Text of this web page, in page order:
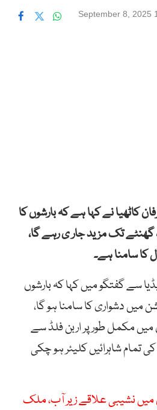
September 8, 2025
کاٹھیا نے کہا ہے کہ بارشوں کا
سلسلہ اگلے 24 سے 48 گھنٹے تک مزید جار ی رہے گا،
کا سامنا ہے۔
سے گفتگو میں کہا کہ بارشوں
میں دشواری کا سامنا ہو گا،
مکمل طور پر اربن فلڈ سے
تمام شاہرائیں کلیئر ہو چکی
نشیبی علاقے زیر آب، ملک